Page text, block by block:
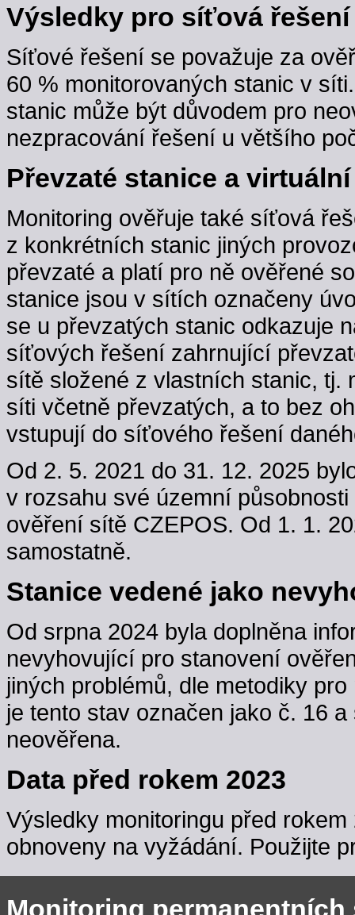
Výsledky pro síťová řešení
Síťové řešení se považuje za
60 % monitorovaných stanic v
stanic může být důvodem pro
nezpracování řešení u většího
Převzaté stanice a
Monitoring ověřuje také síťová
z konkrétních stanic jiných
převzaté a platí pro ně ověřené
stanice jsou v sítích označeny
se u převzatých stanic odkazuje
síťových řešení zahrnující
sítě složené z vlastních stanic, tj.
síti včetně převzatých, a to bez
vstupují do síťového řešení
Od 2. 5. 2021 do 31. 12. 2025
v rozsahu své územní
ověření sítě CZEPOS. Od 1. 1.
samostatně.
Stanice vedené jako
Od srpna 2024 byla doplněna
nevyhovující pro stanovení
jiných problémů, dle metodiky
je tento stav označen jako č. 16
neověřena.
Data před rokem 2023
Výsledky monitoringu před
obnoveny na vyžádání. Použijte
Monitoring permanentních